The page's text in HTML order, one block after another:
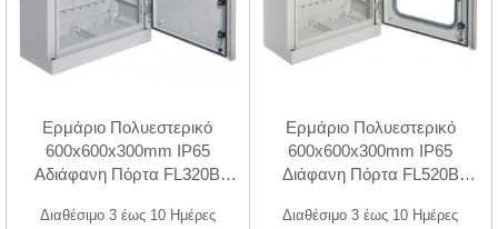
Ερμάριο Πολυεστερικό
600x600x300mm IP65
Αδιάφανη Πόρτα FL320B
Διαθέσιμο 3 έως 10 Ημέρες
Ερμάριο Πολυεστερικό
600x600x300mm IP65
Διάφανη Πόρτα FL520B
Διαθέσιμο 3 έως 10 Ημέρες